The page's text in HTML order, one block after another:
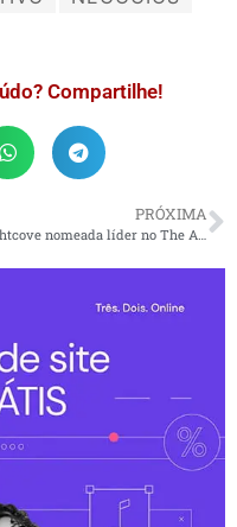
Compartilhe!
PRÓXIMA